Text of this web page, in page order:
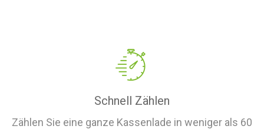
Schnell Zählen
Zählen Sie eine ganze Kassenlade in weniger als 60